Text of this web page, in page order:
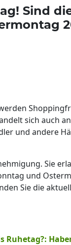
Sind
sich auch
und andere
Sie
und
Sie die
Ruhetag?: